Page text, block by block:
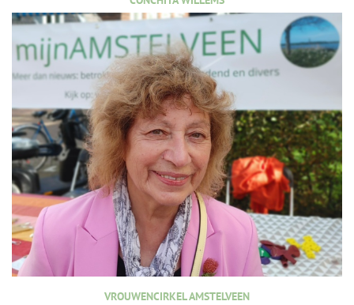
VROUWENCIRKEL AMSTELVEEN